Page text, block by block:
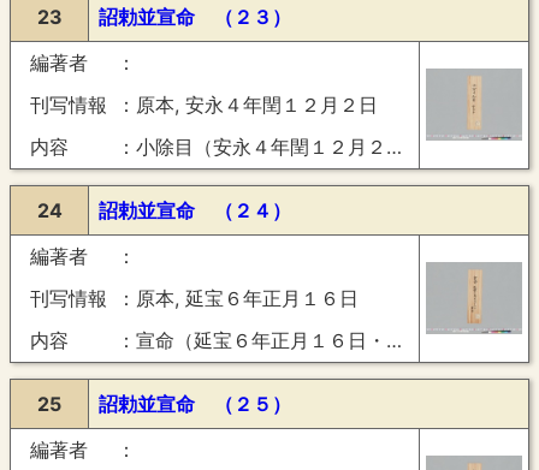
23
詔勅並宣命 （２３）
編著者
刊写情報
原本, 安永４年閏１２月２日
内容
小除目（安永４年閏１２月２日）
24
詔勅並宣命 （２４）
編著者
刊写情報
原本, 延宝６年正月１６日
内容
宣命（延宝６年正月１６日・豊楽）
25
詔勅並宣命 （２５）
編著者